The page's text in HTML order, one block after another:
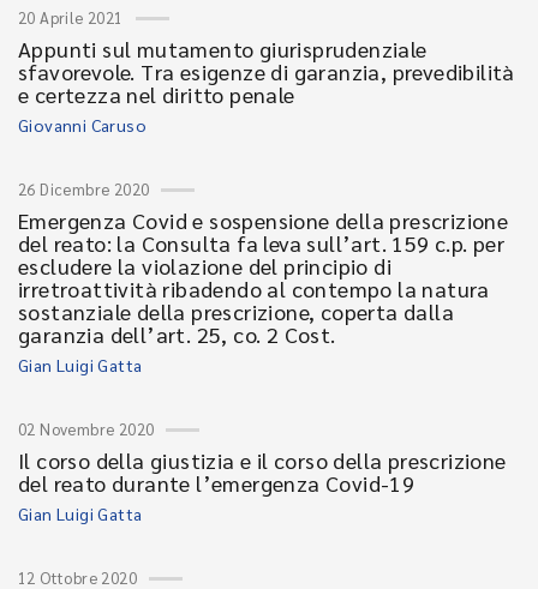
20 Aprile 2021
Appunti sul mutamento giurisprudenziale
sfavorevole. Tra esigenze di garanzia, prevedibilità
e certezza nel diritto penale
Giovanni Caruso
26 Dicembre 2020
Emergenza Covid e sospensione della prescrizione
del reato: la Consulta fa leva sull’art. 159 c.p. per
escludere la violazione del principio di
irretroattività ribadendo al contempo la natura
sostanziale della prescrizione, coperta dalla
garanzia dell’art. 25, co. 2 Cost.
Gian Luigi Gatta
02 Novembre 2020
Il corso della giustizia e il corso della prescrizione
del reato durante l’emergenza Covid-19
Gian Luigi Gatta
12 Ottobre 2020